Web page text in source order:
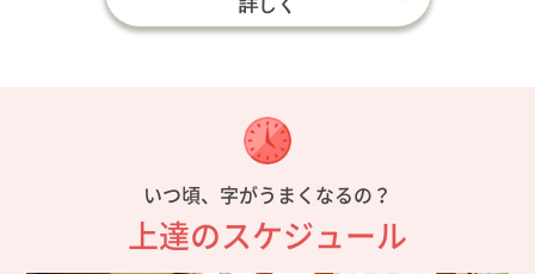
いつ頃、字がうまくなるの？
上達のスケジュール